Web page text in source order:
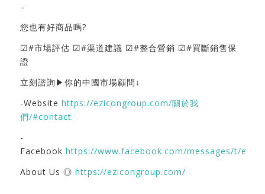
–
您也有好商品嗎?
☑#市場評估 ☑#渠道建議 ☑#整合營銷 ☑#買斷銷售保
證
立刻諮詢▶你的中國市場顧問↓
-Website https://ezicongroup.com/關於我
們/#contact
-
Facebook https://www.facebook.com/messages/t/
About Us ◎ https://ezicongroup.com/